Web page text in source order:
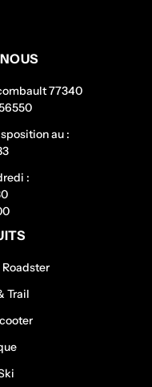
77340
au :
:
Trail